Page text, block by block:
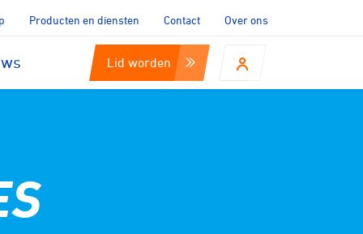
Producten en diensten Contact Over ons
Lid worden